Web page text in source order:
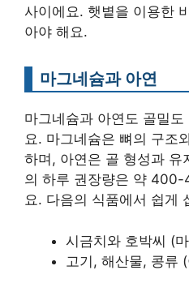
사이에요. 햇볕을 이용한
아야 해요.
마그네슘과 아연
마그네슘과 아연도 골밀
요. 마그네슘은 뼈의 구조
하며, 아연은 골 형성과 유
의 하루 권장량은 약 400-
요. 다음의 식품에서 쉽게
시금치와 호박씨 (
고기, 해산물, 콩류